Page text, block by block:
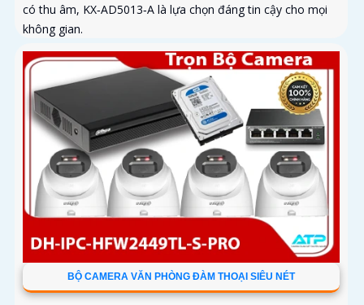
có thu âm, KX‑AD5013‑A là lựa chọn đáng tin cậy cho mọi
không gian.
BỘ CAMERA VĂN PHÒNG ĐÀM THOẠI SIÊU NÉT